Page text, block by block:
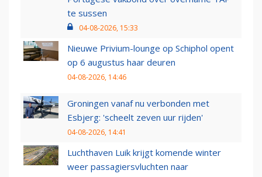
te sussen
04-08-2026, 15:33
Nieuwe Privium-lounge op Schiphol opent
op 6 augustus haar deuren
04-08-2026, 14:46
Groningen vanaf nu verbonden met
Esbjerg: 'scheelt zeven uur rijden'
04-08-2026, 14:41
Luchthaven Luik krijgt komende winter
weer passagiersvluchten naar